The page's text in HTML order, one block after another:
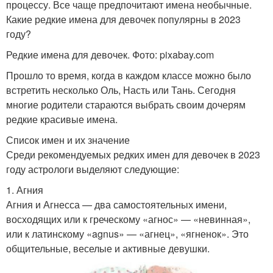
процессу. Все чаще предпочитают имена необычные.
Какие редкие имена для девочек популярны в 2023
году?
Редкие имена для девочек. Фото: pixabay.com
Прошло то время, когда в каждом классе можно было
встретить несколько Оль, Насть или Тань. Сегодня
многие родители стараются выбрать своим дочерям
редкие красивые имена.
Список имен и их значение
Среди рекомендуемых редких имен для девочек в 2023
году астрологи выделяют следующие:
1. Агния
Агния и Агнесса — два самостоятельных имени,
восходящих или к греческому «агнос» — «невинная»,
или к латинскому «agnus» — «агнец», «ягненок». Это
общительные, веселые и активные девушки.